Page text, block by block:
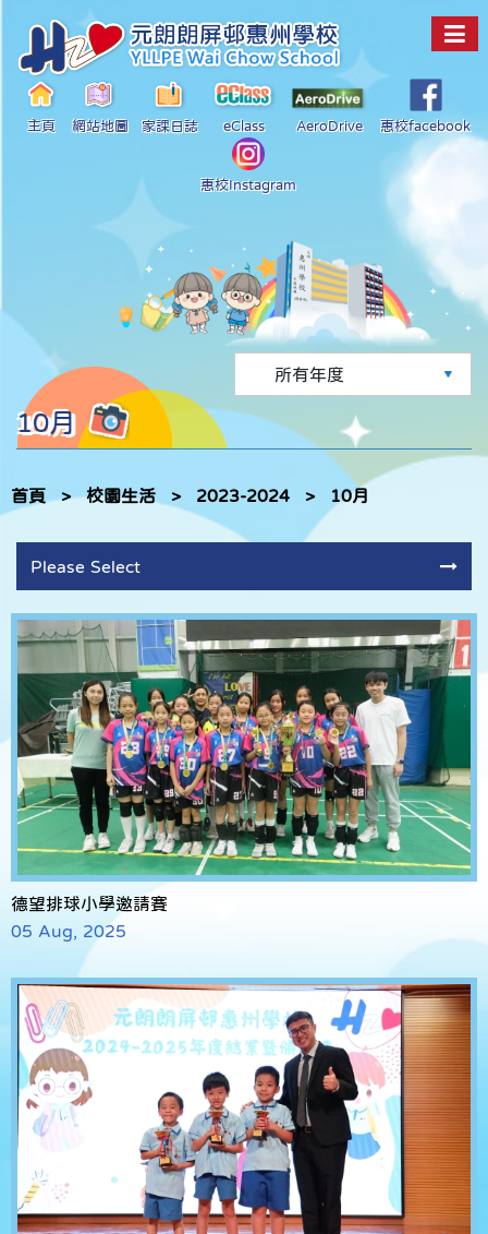
主頁 網站地圖 家課日誌 eClass AeroDrive 惠校facebook
惠校Instagram
10月
首頁 > 校園生活 > 2023-2024 > 10月
Please Select
德望排球小學邀請賽
05 Aug, 2025